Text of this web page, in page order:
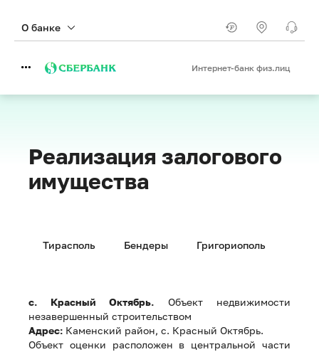
О банке
Интернет-банк физ.лиц
Реализация залогового
имущества
Тирасполь Бендеры Григориополь
с. Красный Октябрь. Объект недвижимости
незавершенный строительством
Адрес: Каменский район, с. Красный Октябрь.
Объект оценки расположен в центральной части